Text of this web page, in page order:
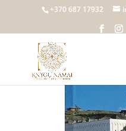
+370 687 17932
Knygų namai Tenerifeje